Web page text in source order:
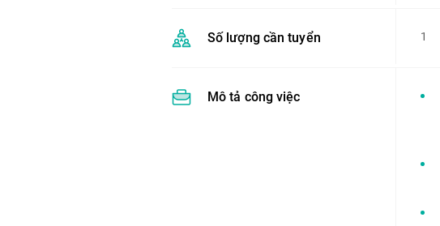
Số lượng cần tuyển 1
Mô tả công việc